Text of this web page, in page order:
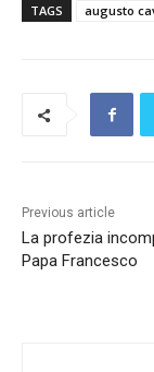
TAGS augusto
Previous article
La profezia
Papa Francesco